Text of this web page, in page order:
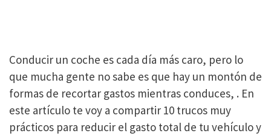
Conducir un coche es cada día más caro, pero lo
que mucha gente no sabe es que hay un montón de
formas de recortar gastos mientras conduces, . En
este artículo te voy a compartir 10 trucos muy
prácticos para reducir el gasto total de tu vehículo y